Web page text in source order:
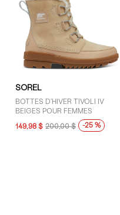
SOREL
BOTTES D'HIVER TIVOLI IV
BEIGES POUR FEMMES
149,98 $ 200,00 $ -25 %